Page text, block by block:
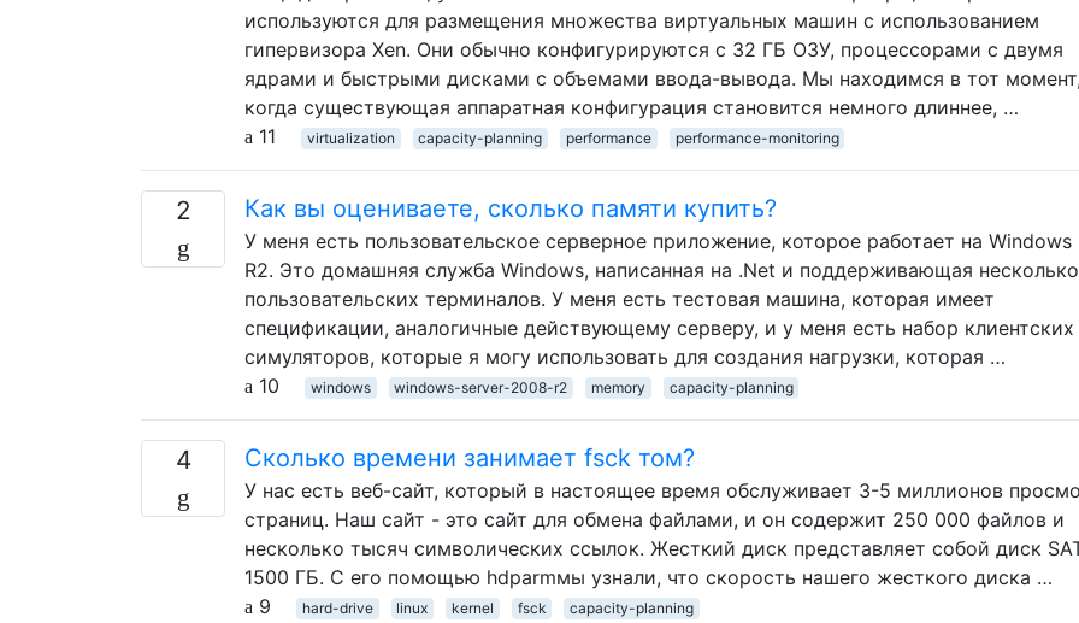
используются для размещения множества виртуальных машин с использованием
гипервизора Xen. Они обычно конфигурируются с 32 ГБ ОЗУ, процессорами с двумя
ядрами и быстрыми дисками с объемами ввода-вывода. Мы находимся в тот момент,
когда существующая аппаратная конфигурация становится немного длиннее, …
11
virtualization capacity-planning performance performance-monitoring
2 Как вы оцениваете, сколько памяти купить?
У меня есть пользовательское серверное приложение, которое работает на Windows
R2. Это домашняя служба Windows, написанная на .Net и поддерживающая несколько
пользовательских терминалов. У меня есть тестовая машина, которая имеет
спецификации, аналогичные действующему серверу, и у меня есть набор клиентских
симуляторов, которые я могу использовать для создания нагрузки, которая …
10
windows windows-server-2008-r2 memory capacity-planning
4 Сколько времени занимает fsck том?
У нас есть веб-сайт, который в настоящее время обслуживает 3-5 миллионов
страниц. Наш сайт - это сайт для обмена файлами, и он содержит 250 000 файлов и
несколько тысяч символических ссылок. Жесткий диск представляет собой диск
1500 ГБ. С его помощью hdparmмы узнали, что скорость нашего жесткого диска …
9
hard-drive linux kernel fsck capacity-planning